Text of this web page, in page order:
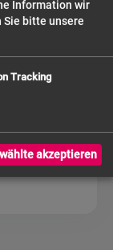
Modell
€
Information wir
Sie bitte unsere
Tracking
akzeptieren